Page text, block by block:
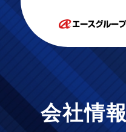
会社情報